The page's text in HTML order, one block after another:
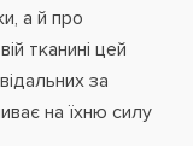
а й про
тканині цей
за
на їхню силу